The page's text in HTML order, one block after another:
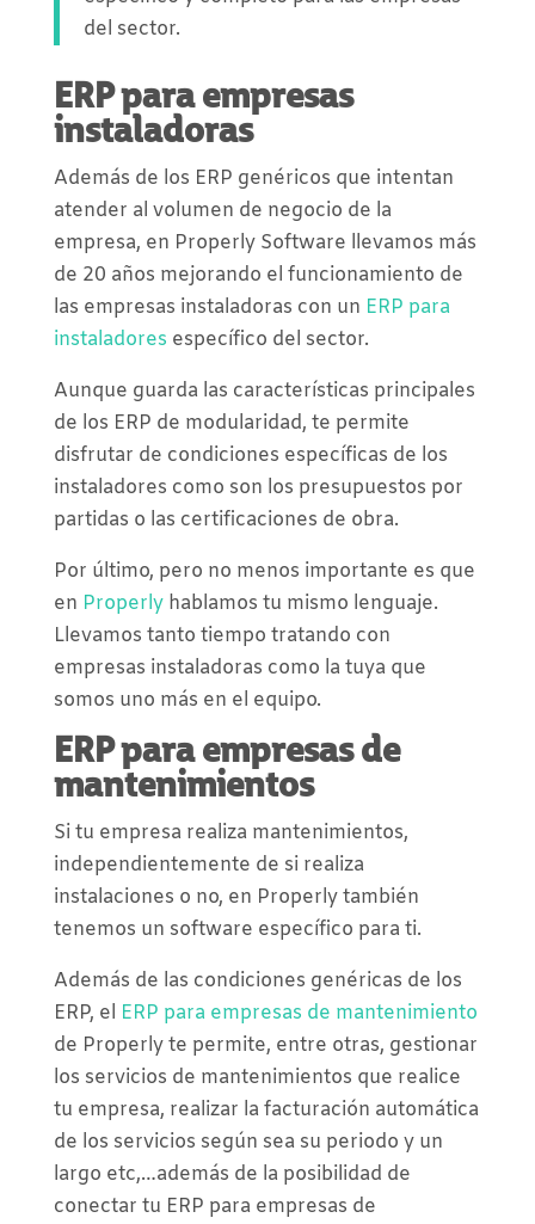
del sector.
ERP para empresas
instaladoras
Además de los ERP genéricos que intentan
atender al volumen de negocio de la
empresa, en Properly Software llevamos más
de 20 años mejorando el funcionamiento de
las empresas instaladoras con un ERP para
instaladores específico del sector.
Aunque guarda las características principales
de los ERP de modularidad, te permite
disfrutar de condiciones específicas de los
instaladores como son los presupuestos por
partidas o las certificaciones de obra.
Por último, pero no menos importante es que
en Properlyhablamos tu mismo lenguaje.
Llevamos tanto tiempo tratando con
empresas instaladoras como la tuya que
somos uno más en el equipo.
ERP para empresas de
mantenimientos
Si tu empresa realiza mantenimientos,
independientemente de si realiza
instalaciones o no, en Properly también
tenemos un software específico para ti.
Además de las condiciones genéricas de los
ERP, el ERP para empresas de mantenimiento
de Properly te permite, entre otras, gestionar
los servicios de mantenimientos que realice
tu empresa, realizar la facturación automática
de los servicios según sea su periodo y un
largo etc,…además de la posibilidad de
conectar tu ERP para empresas de